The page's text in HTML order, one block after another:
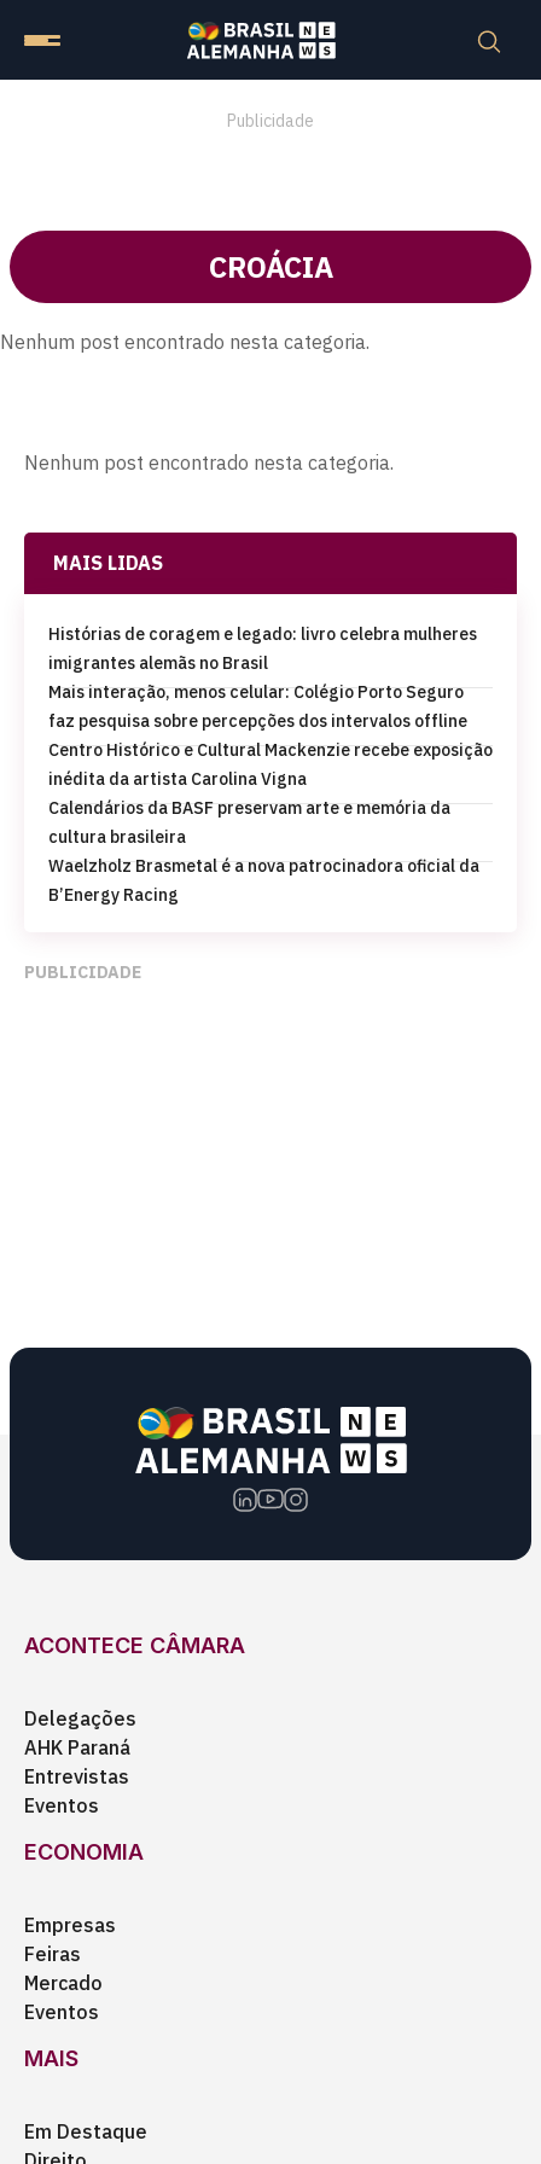
Publicidade
CROÁCIA
Nenhum post encontrado nesta categoria.
Nenhum post encontrado nesta categoria.
MAIS LIDAS
Histórias de coragem e legado: livro celebra mulheres
imigrantes alemãs no Brasil
Mais interação, menos celular: Colégio Porto Seguro
faz pesquisa sobre percepções dos intervalos offline
Centro Histórico e Cultural Mackenzie recebe exposição
inédita da artista Carolina Vigna
Calendários da BASF preservam arte e memória da
cultura brasileira
Waelzholz Brasmetal é a nova patrocinadora oficial da
B’Energy Racing
PUBLICIDADE
ACONTECE CÂMARA
Delegações
AHK Paraná
Entrevistas
Eventos
ECONOMIA
Empresas
Feiras
Mercado
Eventos
MAIS
Em Destaque